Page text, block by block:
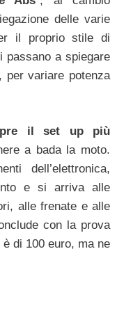
delle varie
il proprio stile di
passano a spiegare
per variare potenza
il set up più
a bada la moto.
dell’elettronica,
e si arriva alle
alle frenate e alle
con la prova
di 100 euro, ma ne